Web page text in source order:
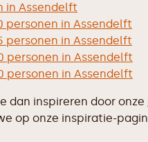
in Assendelft
personen in Assendelft
personen in Assendelft
personen in Assendelft
personen in Assendelft
dan inspireren door onze
op onze inspiratie-